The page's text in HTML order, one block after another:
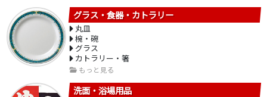
グラス・食器・カトラリー
丸皿
椀・碗
グラス
カトラリー・箸
もっと見る
洗面・浴場用品